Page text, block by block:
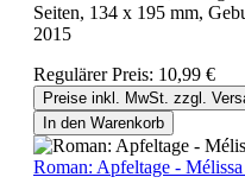
Seiten, 134 x 195 mm,
2015
Regulärer Preis: 10,99 €
Preise inkl. MwSt. zzgl.
In den Warenkorb
Roman: Apfeltage - Mélissa